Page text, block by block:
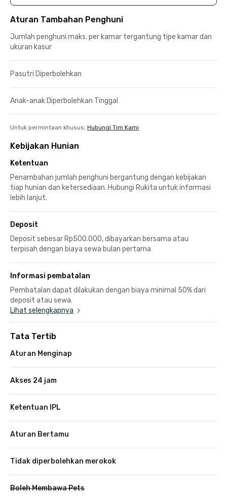
Aturan Tambahan Penghuni
Jumlah penghuni maks. per kamar tergantung tipe kamar dan
ukuran kasur
Pasutri Diperbolehkan
Anak-anak Diperbolehkan Tinggal
Untuk permintaan khusus, Hubungi Tim Kami
Kebijakan Hunian
Ketentuan
Penambahan jumlah penghuni bergantung dengan kebijakan
tiap hunian dan ketersediaan. Hubungi Rukita untuk informasi
lebih lanjut.
Deposit
Deposit sebesar Rp500.000, dibayarkan bersama atau
terpisah dengan biaya sewa bulan pertama
Informasi pembatalan
Pembatalan dapat dilakukan dengan biaya minimal 50% dari
deposit atau sewa.
Lihat selengkapnya
Tata Tertib
Aturan Menginap
Akses 24 jam
Ketentuan IPL
Aturan Bertamu
Tidak diperbolehkan merokok
Boleh Membawa Pets